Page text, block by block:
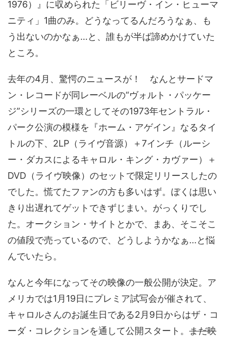
1976）』に収められた「ビリーヴ・イン・ヒューマ
ニティ」1曲のみ。どうなってるんだろうなぁ、も
う出ないのかなぁ…と、誰もが半ば諦めかけていた
ところ。
去年の4月、驚愕のニュースが！ なんとサードマ
ン・レコードが同レーベルの“ヴォルト・パッケー
ジ”シリーズの一環としてその1973年セントラル・
パーク公演の模様を『ホーム・アゲイン』なるタイ
トルの下、2LP（ライヴ音源）＋7インチ（ルーシ
ー・ダカスによるキャロル・キング・カヴァー）＋
DVD（ライヴ映像）のセットで限定リリースしたの
でした。慌てたファンの方も多いはず。ぼくは思い
きり出遅れてゲットできずじまい。がっくりでし
た。オークション・サイトとかで、まあ、そこそこ
の値段で売っているので、どうしようかなぁ…と悩
んでいたら。
なんと今年になってその映像の一般公開が決定。ア
メリカでは1月19日にプレミア試写会が催されて、
キャロルさんのお誕生日である2月9日からはザ・コ
ーダ・コレクションを通して公開スタート。 まだ映